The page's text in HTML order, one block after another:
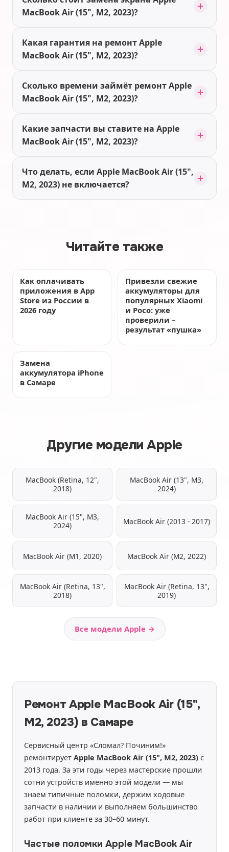
MacBook Air (15", M2, 2023)?
Какая гарантия на ремонт Apple
MacBook Air (15", M2, 2023)?
Сколько времени займёт ремонт Apple
MacBook Air (15", M2, 2023)?
Какие запчасти вы ставите на Apple
MacBook Air (15", M2, 2023)?
Что делать, если Apple MacBook Air (15",
M2, 2023) не включается?
Читайте также
Как оплачивать
приложения в App
Store из России в
2026 году
Привезли свежие
аккумуляторы для
популярных Xiaomi
и Poco: уже
проверили –
результат «пушка»
Замена
аккумулятора iPhone
в Самаре
Другие модели Apple
MacBook (Retina, 12",
2018)
MacBook Air (13", M3,
2024)
MacBook Air (15", M3,
2024)
MacBook Air (2013 - 2017)
MacBook Air (M1, 2020) MacBook Air (M2, 2022)
MacBook Air (Retina, 13",
2018)
MacBook Air (Retina, 13",
2019)
Все модели Apple →
Ремонт Apple MacBook Air (15",
M2, 2023) в Самаре
Сервисный центр «Сломал? Починим!»
ремонтирует Apple MacBook Air (15", M2, 2023) с
2013 года. За эти годы через мастерские прошли
сотни устройств именно этой модели — мы
знаем типичные поломки, держим ходовые
запчасти в наличии и выполняем большинство
работ при клиенте за 30–60 минут.
Частые поломки Apple MacBook Air